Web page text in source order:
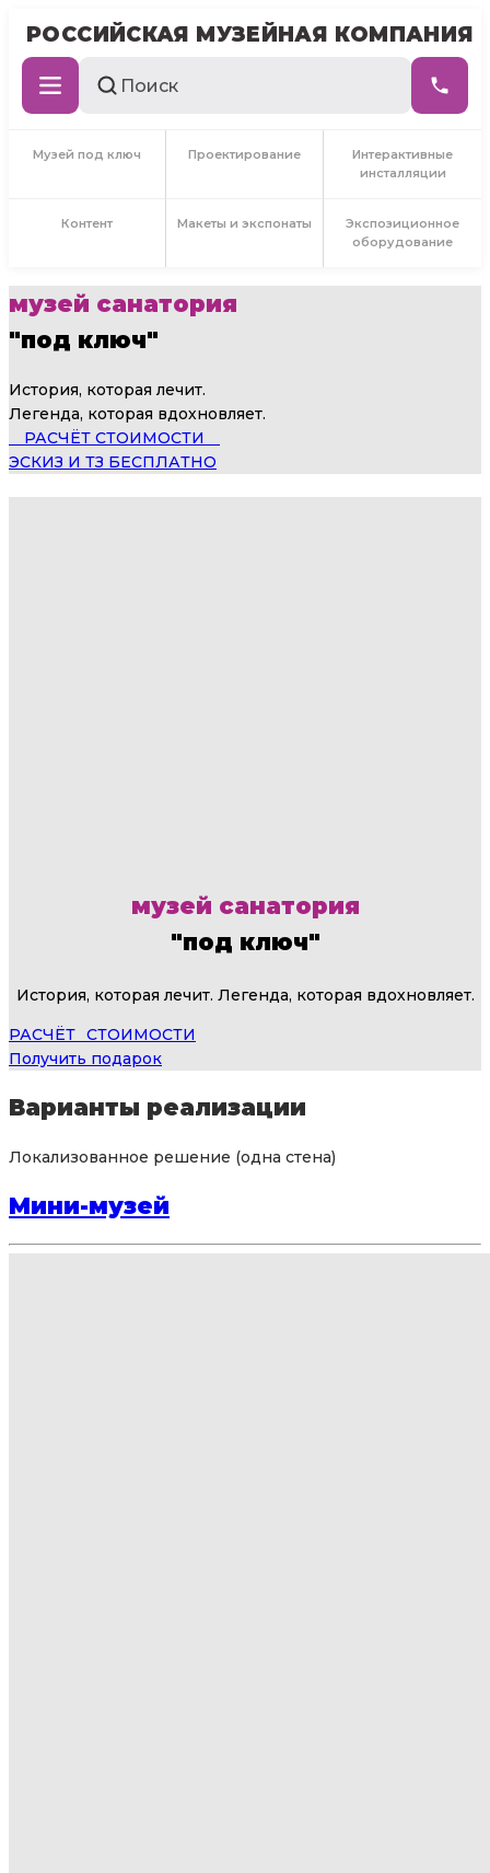
РОССИЙСКАЯ МУЗЕЙНАЯ КОМПАНИЯ
Музей под ключ Проектирование
Интерактивные
инсталляции
Контент Макеты и экспонаты
Экспозиционное
оборудование
музей санатория
"под ключ"
История, которая лечит.
Легенда, которая вдохновляет.
⠀ РАСЧЁТ СТОИМОСТИ ⠀
ЭСКИЗ И ТЗ БЕСПЛАТНО
музей санатория
"под ключ"
История, которая лечит. Легенда, которая вдохновляет.
РАСЧЁТ⠀СТОИМОСТИ
Получить подарок
Варианты реализации
Локализованное решение (одна стена)
Мини-музей